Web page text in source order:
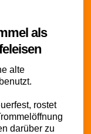
als
alte
rostet
darüber zu